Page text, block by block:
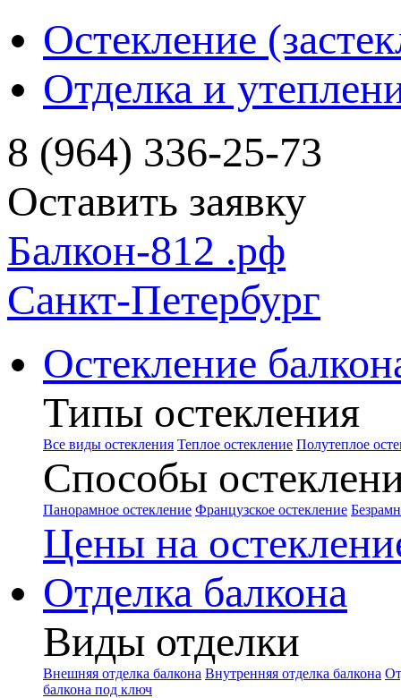
Остекление
Отделка и
8 (964) 336-25-73
Оставить заявку
Балкон-812 .рф
Санкт-Петербург
Остекление
Типы остекления
Все виды остекления Теплое остекление Полутеплое
Способы
Панорамное остекление Французское остекление
Цены на
Отделка балкона
Виды отделки
Внешняя отделка балкона Внутренняя отделка балкона
балкона под ключ